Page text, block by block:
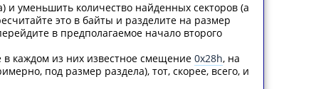
и уменьшить количество найденных секторов (а
это в байты и разделите на размер
в предполагаемое начало второго
в каждом из них известное смещение 0x28h, на
под размер раздела), тот, скорее, всего, и